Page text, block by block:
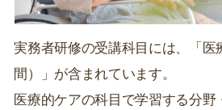
実務者研修の受講科目には、「医
間）」が含まれています。
医療的ケアの科目で学習する分野